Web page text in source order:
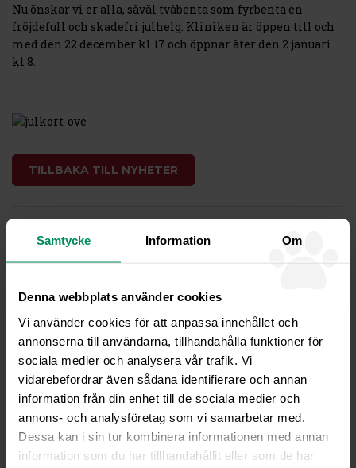
Samtycke Information Om
Denna webbplats använder cookies
Vi använder cookies för att anpassa innehållet och
annonserna till användarna, tillhandahålla funktioner för
sociala medier och analysera vår trafik. Vi
vidarebefordrar även sådana identifierare och annan
information från din enhet till de sociala medier och
annons- och analysföretag som vi samarbetar med.
Dessa kan i sin tur kombinera informationen med annan
information som du har tillhandahållit eller som de har
Nu önskar vi er alla, såväl tvåbenta som fyrbenta en
fröjdefull och skadefri julhelg. Kliniken är öppen till och
med den 22 december kl 17 och öppnar åter den 2 januari
kl 8.
TILLBAKA TILL NYHETER
Veterinärklinik och
Friskvårdsbutik
Ordinarie öppettider
Tisdag, Torsdag kl08-20
Sommaröppet juni-juli
Måndag – Fredag kl 08-16
Veterinär rådfrågning
Telefontid måndagar kl08-10 och övriga vardagar kl08-09
Rådgivning kan gärna göras via
mailinfo@fjallveterinaren.se